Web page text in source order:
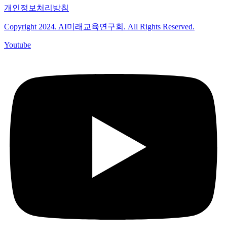
개인정보처리방침
Copyright 2024. AI미래교육연구회. All Rights Reserved.
Youtube